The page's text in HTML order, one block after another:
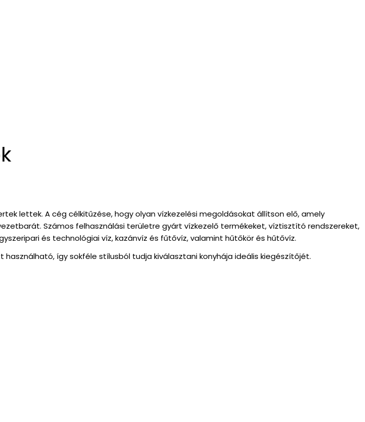
lettek. A cég célkitűzése, hogy olyan vízkezelési megoldásokat állítson elő, amely
Számos felhasználási területre gyárt vízkezelő termékeket, víztisztító rendszereket,
és technológiai víz, kazánvíz és fűtővíz, valamint hűtőkör és hűtővíz.
így sokféle stílusból tudja kiválasztani konyhája ideális kiegészítőjét.